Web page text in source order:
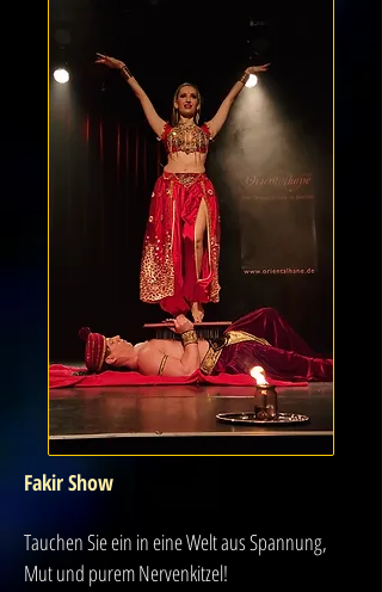
Fakir Show
Tauchen Sie ein in eine Welt aus Spannung,
Mut und purem Nervenkitzel!